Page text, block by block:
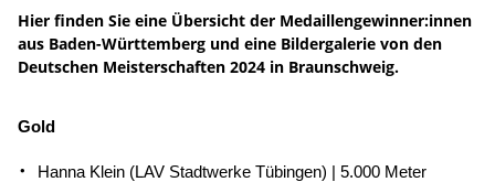
Hier finden Sie eine Übersicht der Medaillengewinner:innen
aus Baden-Württemberg und eine Bildergalerie von den
Deutschen Meisterschaften 2024 in Braunschweig.
Gold
Hanna Klein (LAV Stadtwerke Tübingen) | 5.000 Meter